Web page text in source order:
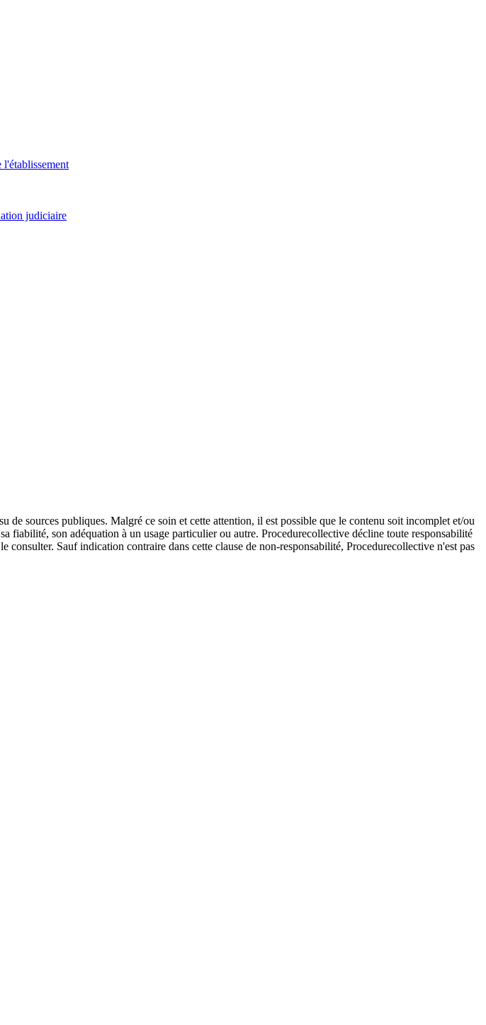
judiciaire
sources publiques. Malgré ce soin et cette attention, il est possible que le contenu soit incomplet et/ou
son adéquation à un usage particulier ou autre. Procedurecollective décline toute responsabilité
Sauf indication contraire dans cette clause de non-responsabilité, Procedurecollective n'est pas